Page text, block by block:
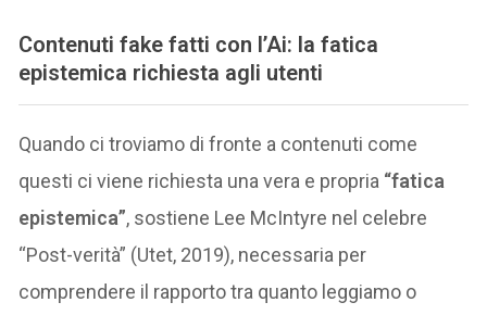
Contenuti fake fatti con l’Ai: la fatica
epistemica richiesta agli utenti
Quando ci troviamo di fronte a contenuti come
questi ci viene richiesta una vera e propria “fatica
epistemica”, sostiene Lee McIntyre nel celebre
“Post-verità” (Utet, 2019), necessaria per
comprendere il rapporto tra quanto leggiamo o